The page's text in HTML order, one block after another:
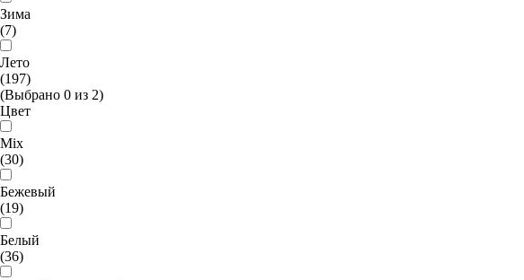
Зима
(7)
Лето
(197)
(Выбрано 0 из 2)
Цвет
Mix
(30)
Бежевый
(19)
Белый
(36)